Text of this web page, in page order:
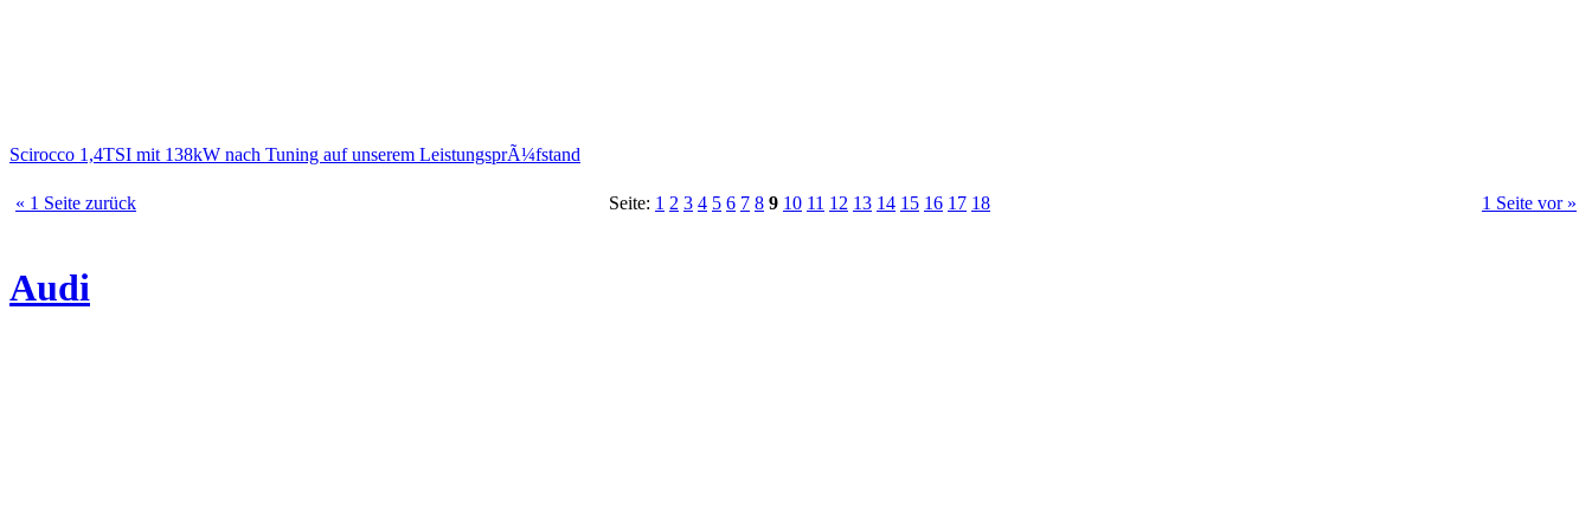
Scirocco 1,4TSI mit 138kW nach Tuning auf unserem LeistungsprÃ¼fstand
« 1 Seite zurück Seite: 1 2 3 4 5 6 7 8 9 10 11 12 13 14 15 16 17 18 1 Seite vor »
Audi